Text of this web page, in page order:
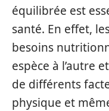
équilibrée est
santé. En effet,
besoins
espèce à l’autre
de différents
physique et